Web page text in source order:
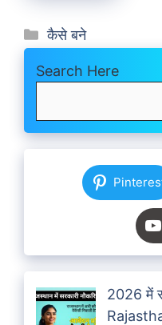
Categories
कैसे बने
Search Here
2026 में